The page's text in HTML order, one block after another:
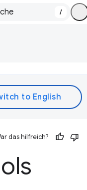
/
das hilfreich?